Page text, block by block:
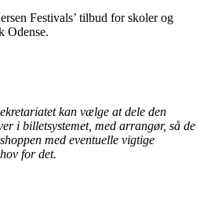
Festivals’ tilbud for skoler og
Odense.
kan vælge at dele den
i billetsystemet, med arrangør, så de
med eventuelle vigtige
for det.